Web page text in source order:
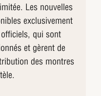
Les nouvelles
exclusivement
qui sont
et gèrent de
des montres